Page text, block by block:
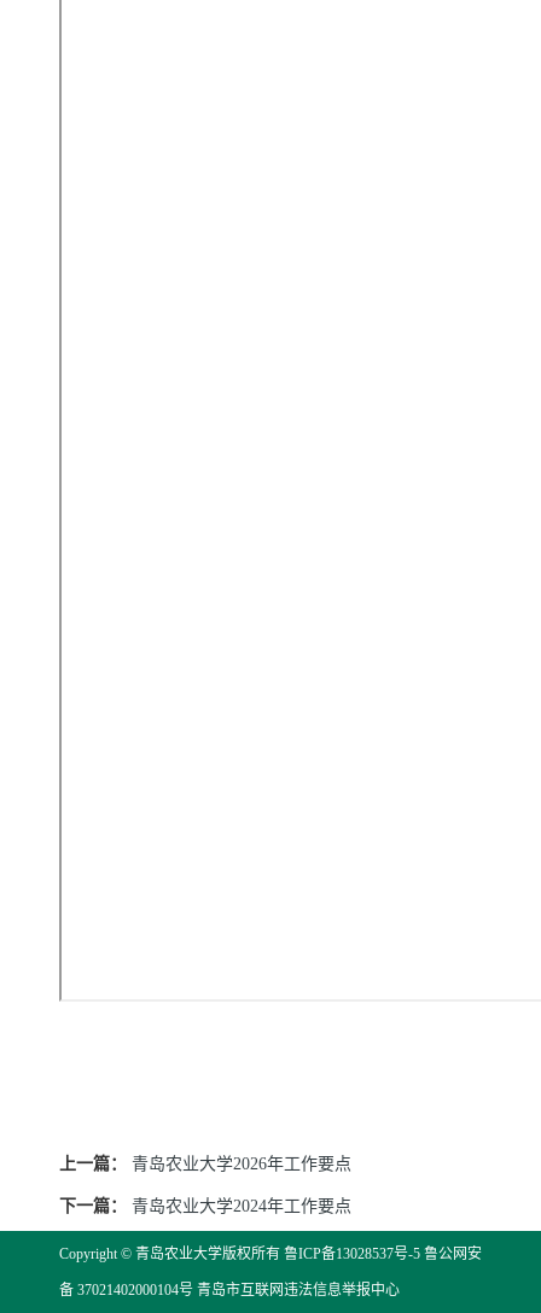
上一篇： 青岛农业大学2026年工作要点
下一篇： 青岛农业大学2024年工作要点
Copyright © 青岛农业大学版权所有 鲁ICP备13028537号-5 鲁公网安
备 37021402000104号 青岛市互联网违法信息举报中心